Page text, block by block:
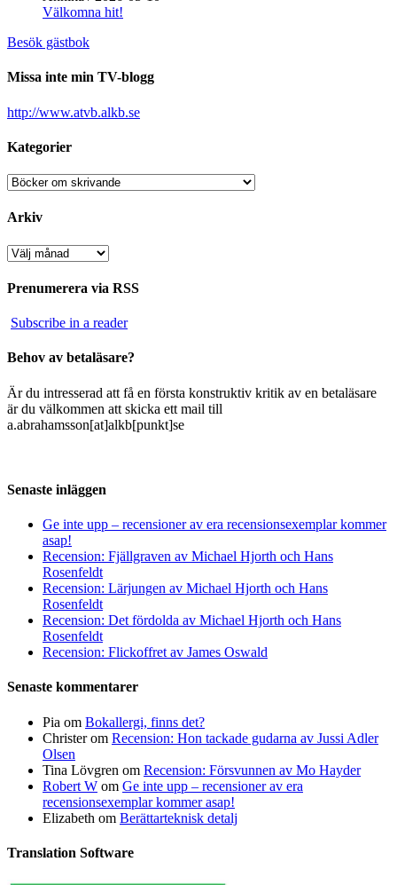
Välkomna hit!
Besök gästbok
Missa inte min TV-blogg
http://www.atvb.alkb.se
Kategorier
Kategorier
Arkiv
Arkiv
Prenumerera via RSS
Subscribe in a reader
Behov av betaläsare?
Är du intresserad att få en första konstruktiv kritik av en betaläsare
är du välkommen att skicka ett mail till
a.abrahamsson[at]alkb[punkt]se
Senaste inläggen
Ge inte upp – recensioner av era recensionsexemplar kommer
asap!
Recension: Fjällgraven av Michael Hjorth och Hans
Rosenfeldt
Recension: Lärjungen av Michael Hjorth och Hans
Rosenfeldt
Recension: Det fördolda av Michael Hjorth och Hans
Rosenfeldt
Recension: Flickoffret av James Oswald
Senaste kommentarer
Pia om Bokallergi, finns det?
Christerom Recension: Hon tackade gudarna av Jussi Adler
Olsen
Tina Lövgren om Recension: Försvunnen av Mo Hayder
Robert W om Ge inte upp – recensioner av era
recensionsexemplar kommer asap!
Elizabeth om Berättarteknisk detalj
Translation Software